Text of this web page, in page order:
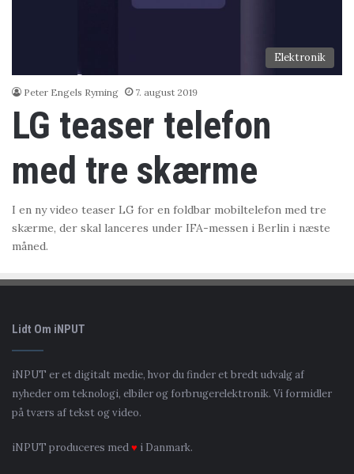
Elektronik
Peter Engels Ryming 7. august 2019
LG teaser telefon
med tre skærme
I en ny video teaser LG for en foldbar mobiltelefon med tre
skærme, der skal lanceres under IFA-messen i Berlin i næste
måned.
Lidt Om iNPUT
iNPUT er et digitalt medie, hvor du finder et bredt udvalg af
nyheder om teknologi, elbiler og forbrugerelektronik. Vi formidler
på tværs af tekst og video.
iNPUT produceres med♥ i Danmark.